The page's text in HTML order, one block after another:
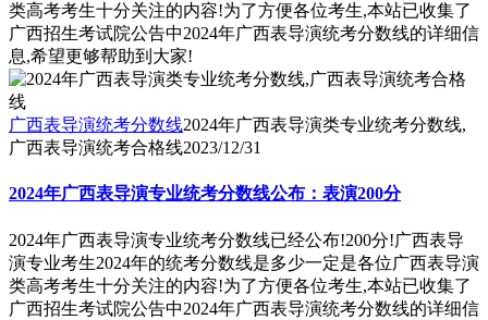
类高考考生十分关注的内容!为了方便各位考生,本站已收集了
广西招生考试院公告中2024年广西表导演统考分数线的详细信
息,希望更够帮助到大家!
广西表导演统考分数线2024年广西表导演类专业统考分数线,
广西表导演统考合格线2023/12/31
2024年广西表导演专业统考分数线公布：表演200分
2024年广西表导演专业统考分数线已经公布!200分!广西表导
演专业考生2024年的统考分数线是多少一定是各位广西表导演
类高考考生十分关注的内容!为了方便各位考生,本站已收集了
广西招生考试院公告中2024年广西表导演统考分数线的详细信